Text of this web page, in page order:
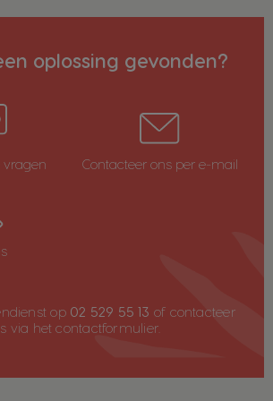
oplossing gevonden?
vragen Contacteer ons per e-mail
op 02 529 55 13 of contacteer
via hetcontactformulier.